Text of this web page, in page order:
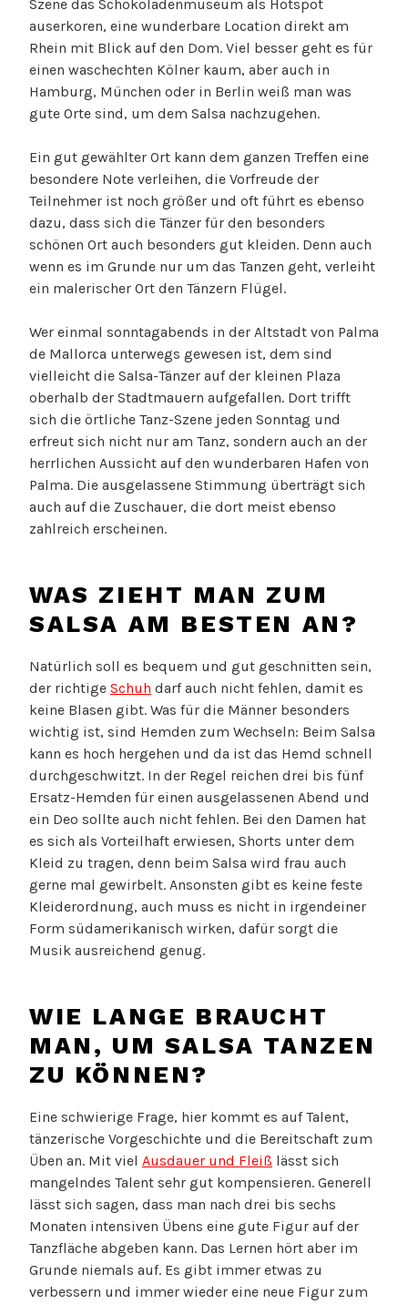
Szene das Schokoladenmuseum als Hotspot
auserkoren, eine wunderbare Location direkt am
Rhein mit Blick auf den Dom. Viel besser geht es für
einen waschechten Kölner kaum, aber auch in
Hamburg, München oder in Berlin weiß man was
gute Orte sind, um dem Salsa nachzugehen.
Ein gut gewählter Ort kann dem ganzen Treffen eine
besondere Note verleihen, die Vorfreude der
Teilnehmer ist noch größer und oft führt es ebenso
dazu, dass sich die Tänzer für den besonders
schönen Ort auch besonders gut kleiden. Denn auch
wenn es im Grunde nur um das Tanzen geht, verleiht
ein malerischer Ort den Tänzern Flügel.
Wer einmal sonntagabends in der Altstadt von Palma
de Mallorca unterwegs gewesen ist, dem sind
vielleicht die Salsa-Tänzer auf der kleinen Plaza
oberhalb der Stadtmauern aufgefallen. Dort trifft
sich die örtliche Tanz-Szene jeden Sonntag und
erfreut sich nicht nur am Tanz, sondern auch an der
herrlichen Aussicht auf den wunderbaren Hafen von
Palma. Die ausgelassene Stimmung überträgt sich
auch auf die Zuschauer, die dort meist ebenso
zahlreich erscheinen.
WAS ZIEHT MAN ZUM
SALSA AM BESTEN AN?
Natürlich soll es bequem und gut geschnitten sein,
der richtige Schuh darf auch nicht fehlen, damit es
keine Blasen gibt. Was für die Männer besonders
wichtig ist, sind Hemden zum Wechseln: Beim Salsa
kann es hoch hergehen und da ist das Hemd schnell
durchgeschwitzt. In der Regel reichen drei bis fünf
Ersatz-Hemden für einen ausgelassenen Abend und
ein Deo sollte auch nicht fehlen. Bei den Damen hat
es sich als Vorteilhaft erwiesen, Shorts unter dem
Kleid zu tragen, denn beim Salsa wird frau auch
gerne mal gewirbelt. Ansonsten gibt es keine feste
Kleiderordnung, auch muss es nicht in irgendeiner
Form südamerikanisch wirken, dafür sorgt die
Musik ausreichend genug.
WIE LANGE BRAUCHT
MAN, UM SALSA TANZEN
ZU KÖNNEN?
Eine schwierige Frage, hier kommt es auf Talent,
tänzerische Vorgeschichte und die Bereitschaft zum
Üben an. Mit viel Ausdauer und Fleiß lässt sich
mangelndes Talent sehr gut kompensieren. Generell
lässt sich sagen, dass man nach drei bis sechs
Monaten intensiven Übens eine gute Figur auf der
Tanzfläche abgeben kann. Das Lernen hört aber im
Grunde niemals auf. Es gibt immer etwas zu
verbessern und immer wieder eine neue Figur zum